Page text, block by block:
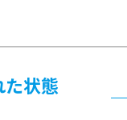
状態